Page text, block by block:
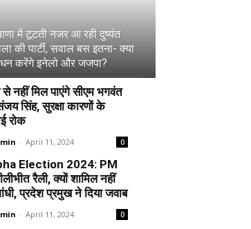
में टूटती नजर आ रही दुष्यंत
की पार्टी, सवाल बस इतना- क्या
करेंगे इनेलो और जजपा?
नहीं मिल पाएंगे सीएम भगवंत
सिंह, सुरक्षा कारणों के
रोक
- April 11, 2024 0
Election 2024: PM
रैली, क्यों शामिल नहीं
प्रदेश प्रमुख ने दिया जवाब
- April 11, 2024 0